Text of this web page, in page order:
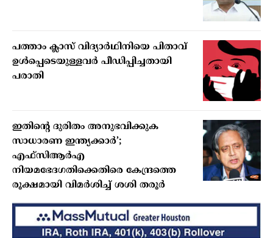
പത്താം ക്ലാസ് വിദ്യാര്‍ഥിനിയെ പിതാവ്
ഉള്‍പ്പെടെയുള്ളവര്‍ പീഡിപ്പിച്ചതായി
പരാതി
ഇതിന്റെ ദുരിതം അനുഭവിക്കുക
സാധാരണ ഇന്ത്യക്കാര്‍’;
എഫ്‌സിആര്‍എ
നിയമഭേദഗതിക്കെതിരെ കേന്ദ്രത്തെ
രൂക്ഷമായി വിമര്‍ശിച്ച് ശശി തരൂര്‍